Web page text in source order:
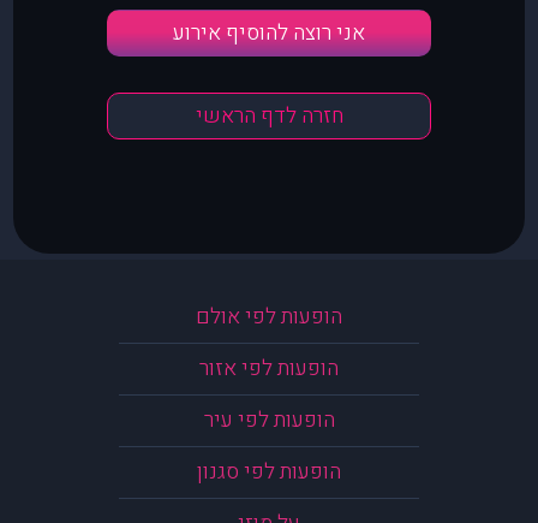
אני רוצה להוסיף אירוע
חזרה לדף הראשי
הופעות לפי אולם
הופעות לפי אזור
הופעות לפי עיר
הופעות לפי סגנון